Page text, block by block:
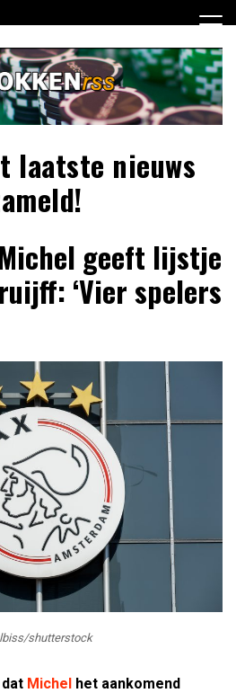
laatste nieuws
geeft lijstje
‘Vier spelers
shutterstock
Michel het aankomend